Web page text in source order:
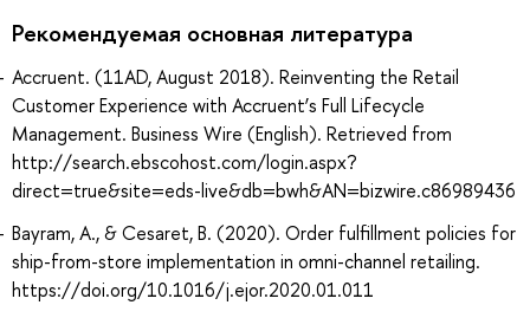
Рекомендуемая основная литература
Accruent. (11AD, August 2018). Reinventing the Retail
Customer Experience with Accruent’s Full Lifecycle
Management. Business Wire (English). Retrieved from
http://search.ebscohost.com/login.aspx?
direct=true&site=eds-live&db=bwh&AN=bizwire.c86989436
Bayram, A., & Cesaret, B. (2020). Order fulfillment policies for
ship-from-store implementation in omni-channel retailing.
https://doi.org/10.1016/j.ejor.2020.01.011